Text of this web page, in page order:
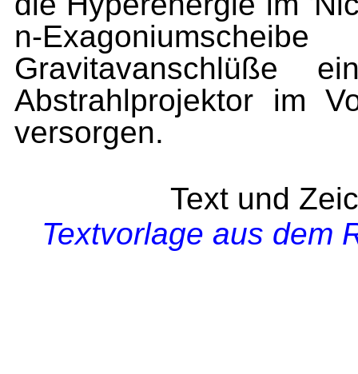
n-
Gravitavanschlüße
Abstrahlprojektor im
versorgen.
Text und
Textvorlage aus dem